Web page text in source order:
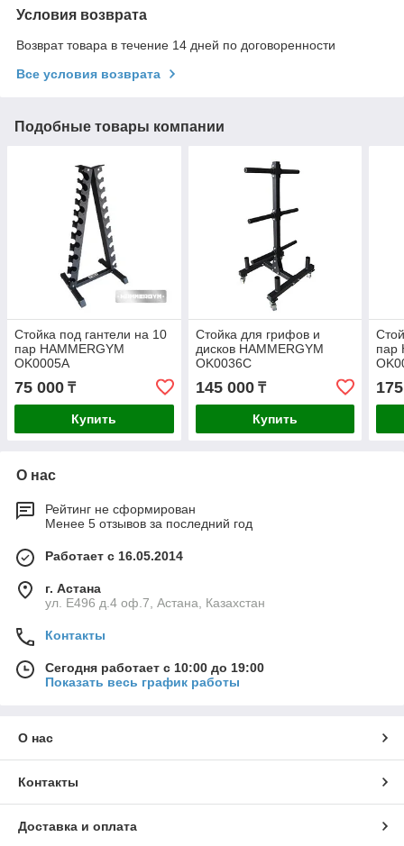
Условия возврата
Возврат товара в течение 14 дней по договоренности
Все условия возврата
Подобные товары компании
Стойка под гантели на 10
пар HAMMERGYM
OK0005A
75 000 ₸
Купить
Стойка для грифов и
дисков HAMMERGYM
OK0036C
145 000₸
Купить
пар
О нас
Рейтинг не сформирован
Менее 5 отзывов за последний год
Работает с 16.05.2014
г. Астана
ул. Е496 д.4 оф.7, Астана, Казахстан
Контакты
Сегодня работает с 10:00 до 19:00
Показать весь график работы
О нас
Контакты
Доставка и оплата